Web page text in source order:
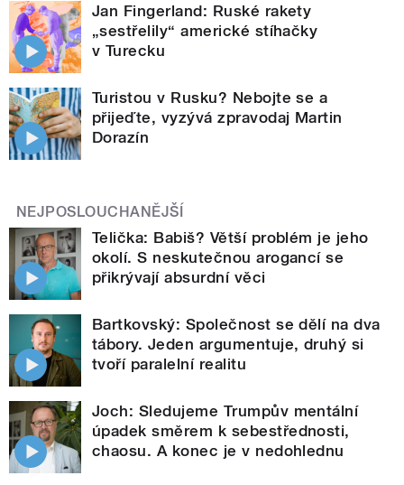
Jan Fingerland: Ruské rakety
„sestřelily“ americké stíhačky
v Turecku
Turistou v Rusku? Nebojte se a
přijeďte, vyzývá zpravodaj Martin
Dorazín
NEJPOSLOUCHANĚJŠÍ
Telička: Babiš? Větší problém je jeho
okolí. S neskutečnou arogancí se
přikrývají absurdní věci
Bartkovský: Společnost se dělí na dva
tábory. Jeden argumentuje, druhý si
tvoří paralelní realitu
Joch: Sledujeme Trumpův mentální
úpadek směrem k sebestřednosti,
chaosu. A konec je v nedohlednu